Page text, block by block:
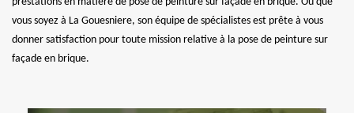
vous soyez à La Gouesniere, son équipe de spécialistes est prête à vous
donner satisfaction pour toute mission relative à la pose de peinture sur
façade en brique.